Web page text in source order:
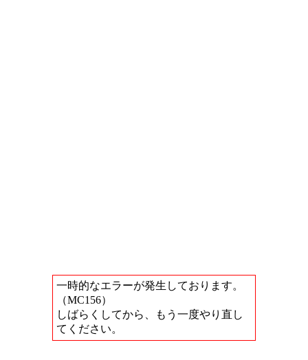
一時的なエラーが発生しております。
（MC156）
しばらくしてから、もう一度やり直し
てください。